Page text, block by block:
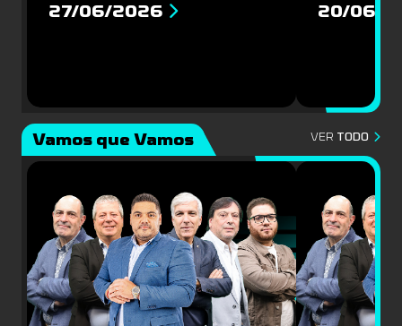
27/06/2026
20/06/
Vamos que Vamos VER TODO